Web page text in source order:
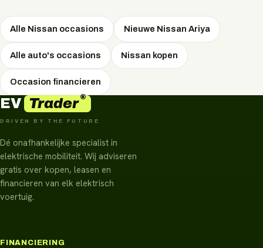
Alle Nissan occasions Nieuwe Nissan Ariya
Alle auto's occasions Nissan kopen
Occasion financieren
EV Trader®
DRIVEN BY THE FUTURE
Dé onafhankelijke specialist in
elektrische mobiliteit. Wij adviseren
gratis over kopen, leasen en
financieren van elk elektrisch
voertuig.
FINANCIERING